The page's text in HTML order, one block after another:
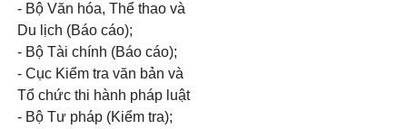
- Bộ Văn hóa, Thể thao và
Du lịch (Báo cáo);
- Bộ Tài chính (Báo cáo);
- Cục Kiểm tra văn bản và
Tổ chức thi hành pháp luật
- Bộ Tư pháp (Kiểm tra);